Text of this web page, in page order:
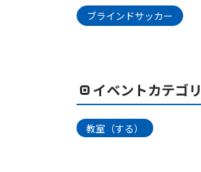
ブラインドサッカー
イベントカテゴリ
教室（する）